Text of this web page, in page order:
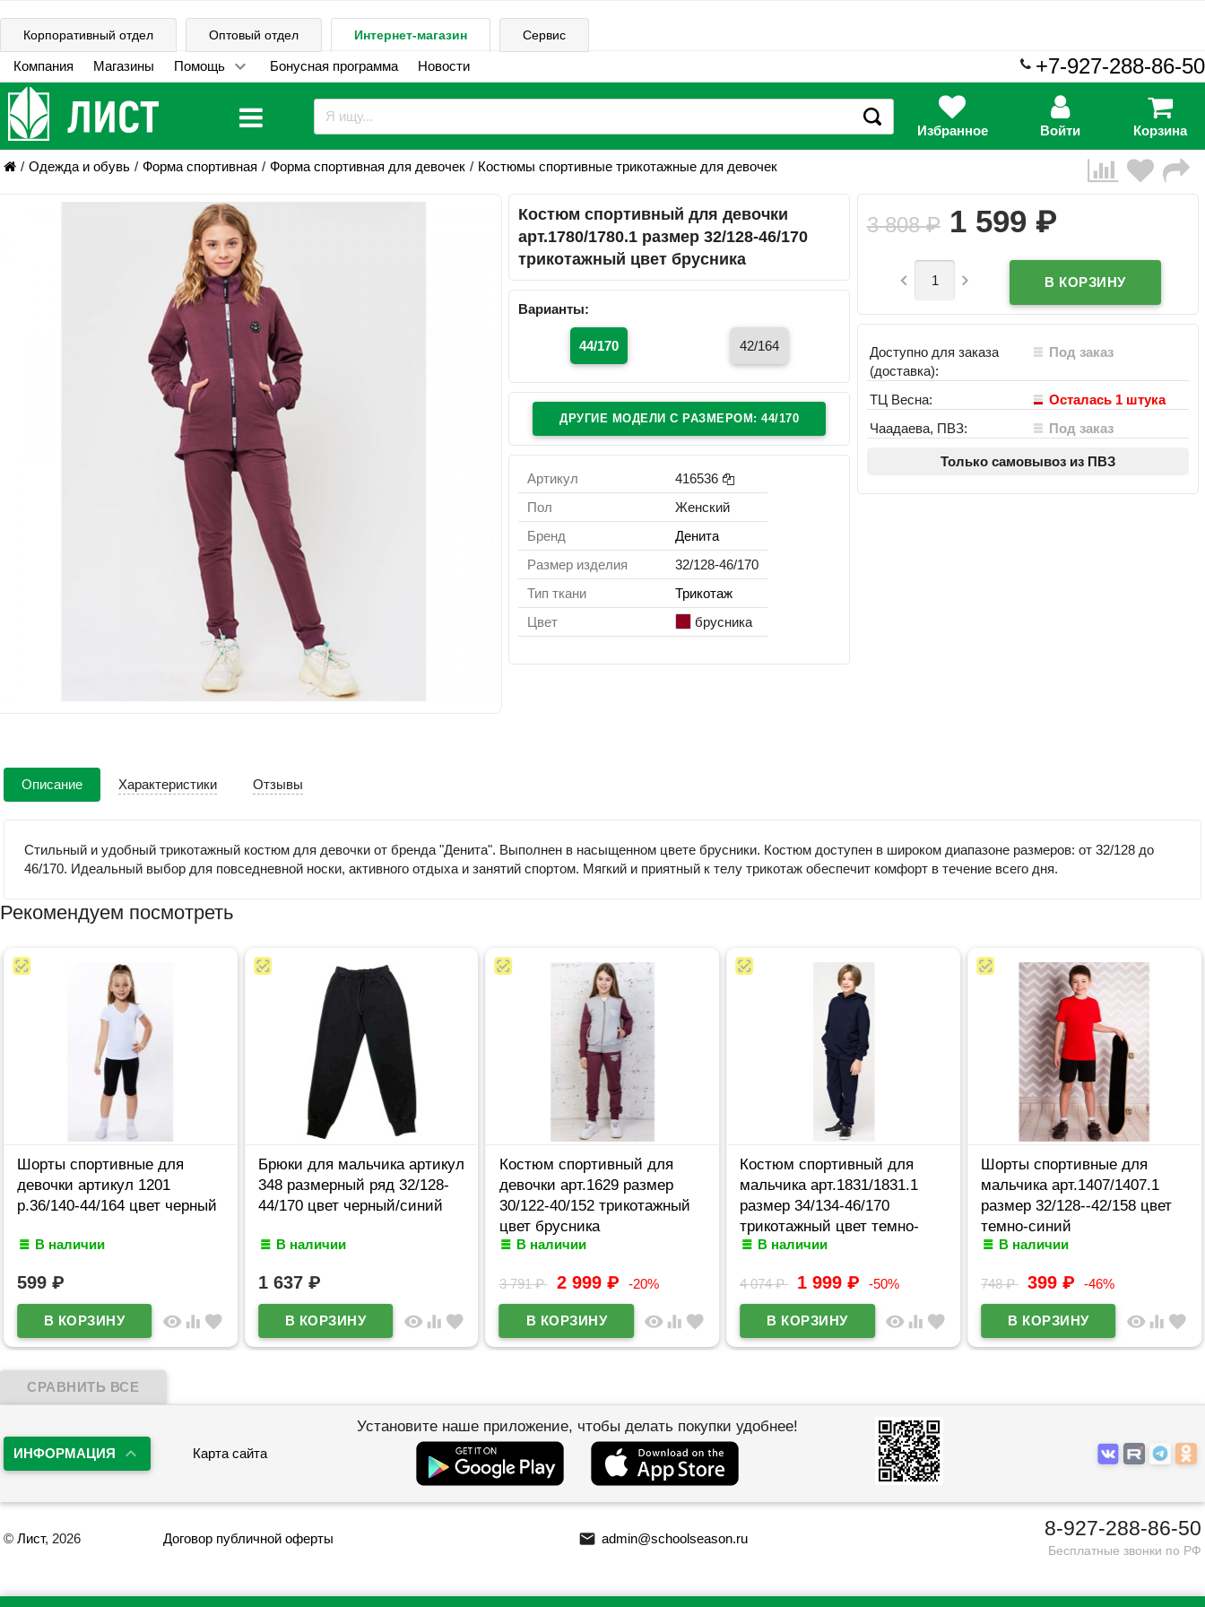
Корпоративный отдел Оптовый отдел Интернет-магазин Сервис
Компания Магазины Помощь Бонусная программа Новости +7-927-288-86-50
Избранное Войти Корзина
Одежда и обувь Форма спортивная Форма спортивная для девочек Костюмы спортивные трикотажные для девочек
Костюм спортивный для девочки
арт.1780/1780.1 размер 32/128-46/170
трикотажный цвет брусника
Варианты:
44/170 42/164
ДРУГИЕ МОДЕЛИ C РАЗМЕРОМ: 44/170
Артикул
416536
Пол
Женский
Бренд
Денита
Размер изделия
32/128-46/170
Тип ткани
Трикотаж
Цвет
брусника
3 808₽ 1 599 ₽
 
Доступно для заказа
(доставка):
Под заказ
ТЦ Весна:
Осталась 1 штука
Чаадаева, ПВЗ:
Под заказ
Только самовывоз из ПВЗ
Описание Характеристики Отзывы
Стильный и удобный трикотажный костюм для девочки от бренда "Денита". Выполнен в насыщенном цвете брусники. Костюм доступен в широком диапазоне размеров: от 32/128 до
46/170. Идеальный выбор для повседневной носки, активного отдыха и занятий спортом. Мягкий и приятный к телу трикотаж обеспечит комфорт в течение всего дня.
Рекомендуем посмотреть
Шорты спортивные для
девочки артикул 1201
р.36/140-44/164 цвет черный
В наличии
599 ₽
visibility equalizer favorite
Брюки для мальчика артикул
348 размерный ряд 32/128-
44/170 цвет черный/синий
В наличии
1 637 ₽
visibility equalizer favorite
Костюм спортивный для
девочки арт.1629 размер
30/122-40/152 трикотажный
цвет брусника
В наличии
3 791₽ 2 999 ₽ -20%
visibility equalizer favorite
Костюм спортивный для
мальчика арт.1831/1831.1
размер 34/134-46/170
трикотажный цвет темно-
синий
В наличии
4 074₽ 1 999₽ -50%
visibility equalizer favorite
Шорты спортивные для
мальчика арт.1407/1407.1
размер 32/128--42/158 цвет
темно-синий
В наличии
748₽ 399₽ -46%
visibility equalizer favorite
ИНФОРМАЦИЯ Карта сайта
Установите наше приложение, чтобы делать покупки удобнее!
© Лист, 2026 Договор публичной оферты email admin@schoolseason.ru 8-927-288-86-50
Бесплатные звонки по РФ